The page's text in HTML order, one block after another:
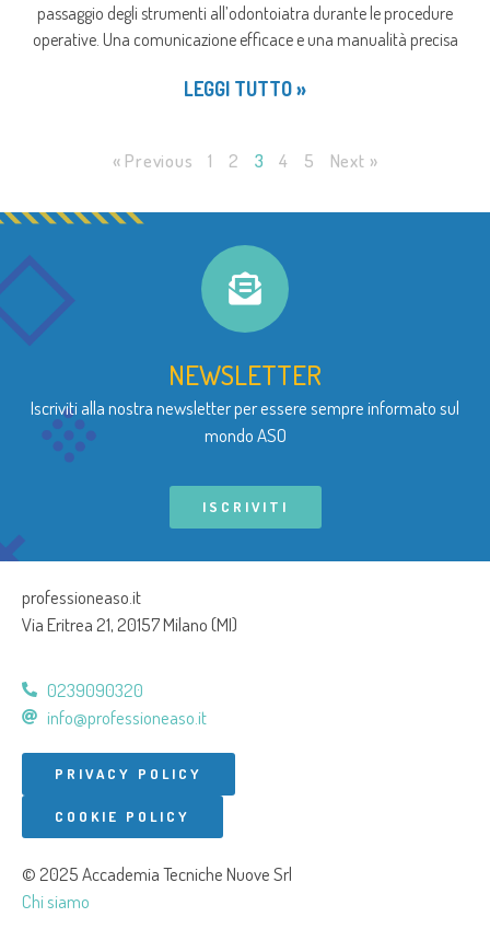
passaggio degli strumenti all’odontoiatra durante le procedure
operative. Una comunicazione efficace e una manualità precisa
LEGGI TUTTO »
« Previous 1 2 3 4 5 Next »
NEWSLETTER
Iscriviti alla nostra newsletter per essere sempre informato sul
mondo ASO
ISCRIVITI
professioneaso.it
Via Eritrea 21, 20157 Milano (MI)
0239090320
info@professioneaso.it
PRIVACY POLICY
COOKIE POLICY
© 2025 Accademia Tecniche Nuove Srl
Chi siamo